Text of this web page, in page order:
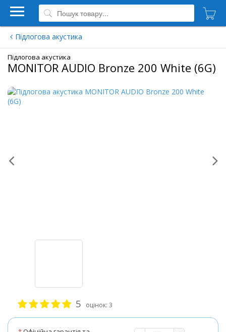
Підлогова акустика
Підлогова акустика
MONITOR AUDIO Bronze 200 White (6G)
5 оцінок: 3